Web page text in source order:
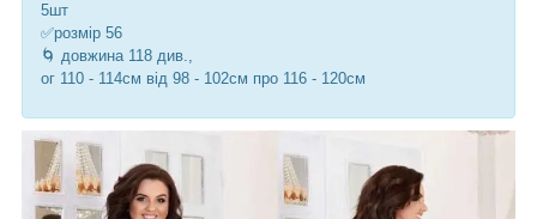
5шт
✅розмір 56
🌀 довжина 118 див.,
ог 110 - 114см від 98 - 102см про 116 - 120см